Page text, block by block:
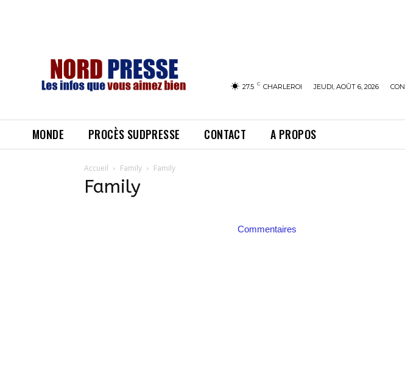
27.5 C CHARLEROI JEUDI, AOÛT 6, 2026
MONDE PROCÈS SUDPRESSE CONTACT A PROPOS
Accueil Family Family
Family
Commentaires